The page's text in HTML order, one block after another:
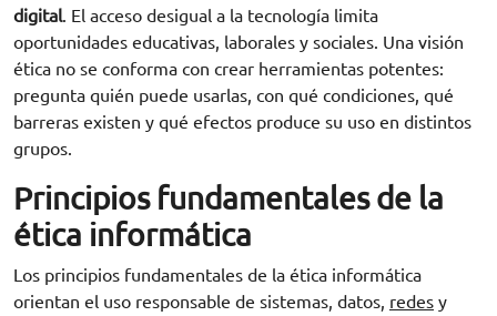
digital. El acceso desigual a la tecnología limita
oportunidades educativas, laborales y sociales. Una visión
ética no se conforma con crear herramientas potentes:
pregunta quién puede usarlas, con qué condiciones, qué
barreras existen y qué efectos produce su uso en distintos
grupos.
Principios fundamentales de la
ética informática
Los principios fundamentales de la ética informática
orientan el uso responsable de sistemas, datos, redes y